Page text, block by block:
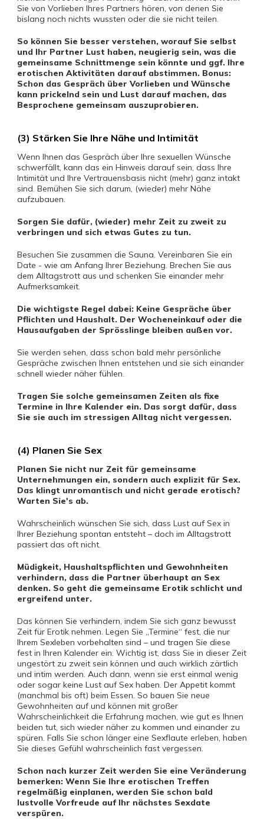
Sie von Vorlieben Ihres Partners hören, von denen Sie
bislang noch nichts wussten oder die sie nicht teilen.
So können Sie besser verstehen, worauf Sie selbst
und Ihr Partner Lust haben, neugierig sein, was die
gemeinsame Schnittmenge sein könnte und ggf. Ihre
erotischen Aktivitäten darauf abstimmen. Bonus:
Schon das Gespräch über Vorlieben und Wünsche
kann prickelnd sein und Lust darauf machen, das
Besprochene gemeinsam auszuprobieren.
(3) Stärken Sie Ihre Nähe und Intimität
Wenn Ihnen das Gespräch über Ihre sexuellen Wünsche
schwerfällt, kann das ein Hinweis darauf sein, dass Ihre
Intimität und Ihre Vertrauensbasis nicht (mehr) ganz intakt
sind. Bemühen Sie sich darum, (wieder) mehr Nähe
aufzubauen.
Sorgen Sie dafür, (wieder) mehr Zeit zu zweit zu
verbringen und sich etwas Gutes zu tun.
Besuchen Sie zusammen die Sauna. Vereinbaren Sie ein
Date - wie am Anfang Ihrer Beziehung. Brechen Sie aus
dem Alltagstrott aus und schenken Sie einander mehr
Aufmerksamkeit.
Die wichtigste Regel dabei: Keine Gespräche über
Pflichten und Haushalt. Der Wocheneinkauf oder die
Hausaufgaben der Sprösslinge bleiben außen vor.
Sie werden sehen, dass schon bald mehr persönliche
Gespräche zwischen Ihnen entstehen und sie sich einander
schnell wieder näher fühlen.
Tragen Sie solche gemeinsamen Zeiten als fixe
Termine in Ihre Kalender ein. Das sorgt dafür, dass
Sie sie auch im stressigen Alltag nicht vergessen.
(4) Planen Sie Sex
Planen Sie nicht nur Zeit für gemeinsame
Unternehmungen ein, sondern auch explizit für Sex.
Das klingt unromantisch und nicht gerade erotisch?
Warten Sie's ab.
Wahrscheinlich wünschen Sie sich, dass Lust auf Sex in
Ihrer Beziehung spontan entsteht – doch im Alltagstrott
passiert das oft nicht.
Müdigkeit, Haushaltspflichten und Gewohnheiten
verhindern, dass die Partner überhaupt an Sex
denken. So geht die gemeinsame Erotik schlicht und
ergreifend unter.
Das können Sie verhindern, indem Sie sich ganz bewusst
Zeit für Erotik nehmen. Legen Sie „Termine“ fest, die nur
Ihrem Sexleben vorbehalten sind – und tragen Sie diese
fest in Ihren Kalender ein. Wichtig ist, dass Sie in dieser Zeit
ungestört zu zweit sein können und auch wirklich zärtlich
und intim werden. Auch dann, wenn sie erst einmal wenig
oder sogar keine Lust auf Sex haben. Der Appetit kommt
(manchmal bis oft) beim Essen. So bauen Sie neue
Gewohnheiten auf und können mit großer
Wahrscheinlichkeit die Erfahrung machen, wie gut es Ihnen
beiden tut, sich wieder näher zu kommen und einander zu
spüren. Falls Sie schon länger eine Sexflaute erleben, haben
Sie dieses Gefühl wahrscheinlich fast vergessen.
Schon nach kurzer Zeit werden Sie eine Veränderung
bemerken: Wenn Sie Ihre erotischen Treffen
regelmäßig einplanen, werden Sie schon bald
lustvolle Vorfreude auf Ihr nächstes Sexdate
verspüren.